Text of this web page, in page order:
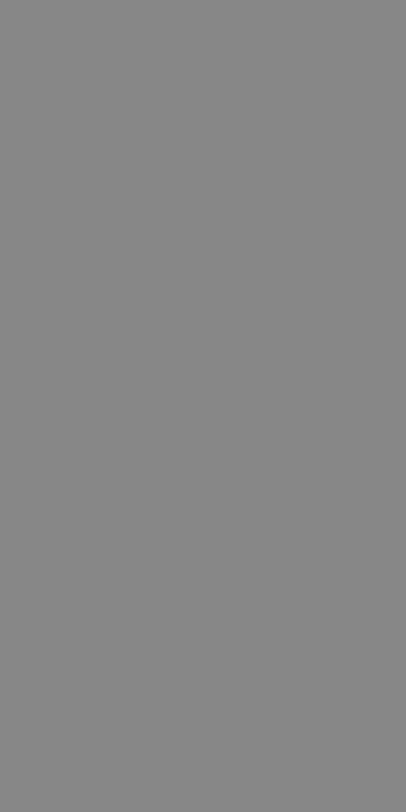
un buen
sesión para un
de cookies de
en lugar
origen, no se
del servicio
número
el estado
de videos
de
web.
de sesión y